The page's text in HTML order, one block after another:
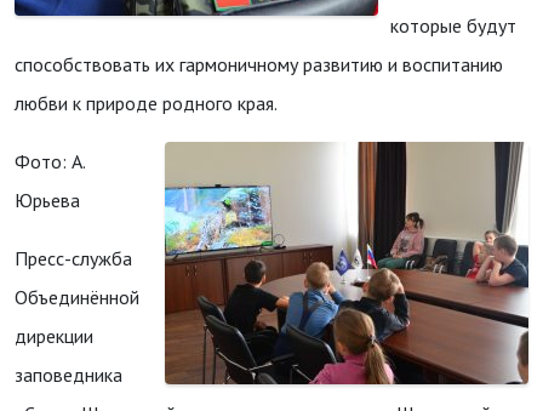
которые будут
способствовать их гармоничному развитию и воспитанию
любви к природе родного края.
Фото: А.
Юрьева
Пресс-служба
Объединённой
дирекции
заповедника